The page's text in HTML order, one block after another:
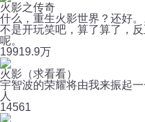
火影之传奇
什么，重生火影世界？还好
不是开玩笑吧，算了算了，
呢。
19919.9万
火影（求看看）
宇智波的荣耀将由我来振起
人
14561